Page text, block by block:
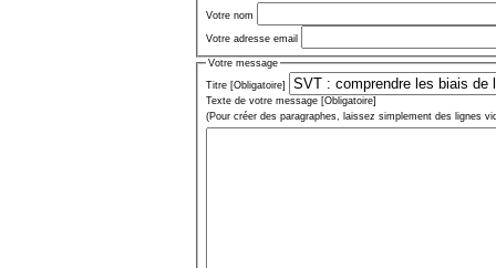
Votre nom
Votre adresse email
Votre message
Titre [Obligatoire]
Texte de votre message [Obligatoire]
(Pour créer des paragraphes, laissez simplement des lignes